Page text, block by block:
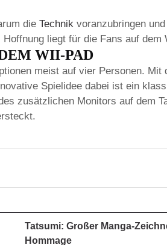
die Technik voranzubringen
liegt für die Fans auf dem
WII-PAD
meist auf vier Personen. Mit
Spielidee dabei ist ein
zusätzlichen Monitors auf dem
Tatsumi: Großer Manga-
Hommage